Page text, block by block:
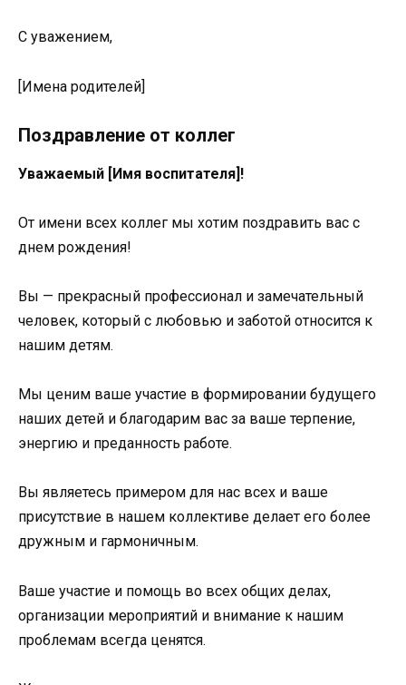
С уважением,
[Имена родителей]
Поздравление от коллег
Уважаемый [Имя воспитателя]!
От имени всех коллег мы хотим поздравить вас с
днем рождения!
Вы — прекрасный профессионал и замечательный
человек, который с любовью и заботой относится к
нашим детям.
Мы ценим ваше участие в формировании будущего
наших детей и благодарим вас за ваше терпение,
энергию и преданность работе.
Вы являетесь примером для нас всех и ваше
присутствие в нашем коллективе делает его более
дружным и гармоничным.
Ваше участие и помощь во всех общих делах,
организации мероприятий и внимание к нашим
проблемам всегда ценятся.